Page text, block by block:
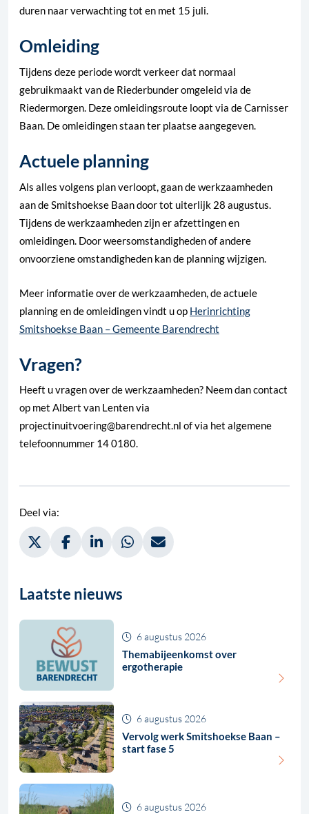
duren naar verwachting tot en met 15 juli.
Omleiding
Tijdens deze periode wordt verkeer dat normaal
gebruikmaakt van de Riederbunder omgeleid via de
Riedermorgen. Deze omleidingsroute loopt via de Carnisser
Baan. De omleidingen staan ter plaatse aangegeven.
Actuele planning
Als alles volgens plan verloopt, gaan de werkzaamheden
aan de Smitshoekse Baan door tot uiterlijk 28 augustus.
Tijdens de werkzaamheden zijn er afzettingen en
omleidingen. Door weersomstandigheden of andere
onvoorziene omstandigheden kan de planning wijzigen.
Meer informatie over de werkzaamheden, de actuele
planning en de omleidingen vindt u op Herinrichting
Smitshoekse Baan – Gemeente Barendrecht
Vragen?
Heeft u vragen over de werkzaamheden? Neem dan contact
op met Albert van Lenten via
projectinuitvoering@barendrecht.nl of via het algemene
telefoonnummer 14 0180.
Deel via:
Deel via Twitter, opent in nieuw tabblad
Deel via Facebook, opent in nieuw tabblad
Deel via LinkedIn, opent in nieuw tabblad
Deel via WhatsApp, opent in nieuw
Deel via Mail, opent in nieuw
Laatste nieuws
Themabijeenkomst over
ergotherapie
6 augustus 2026
Vervolg werk Smitshoekse Baan –
start fase 5
6 augustus 2026
6 augustus 2026